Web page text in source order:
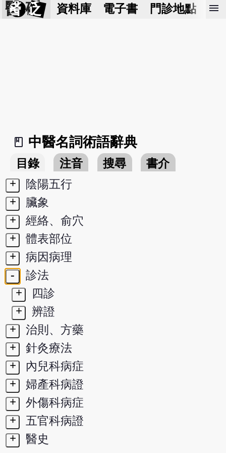
醫 砭 資料庫 電子書 門診地點 預
menu
book_2
中醫名詞術語辭典
目錄 注音 搜尋
書介
+
陰陽五行
+
臟象
+
經絡、俞穴
+
體表部位
+
病因病理
-
診法
+
四診
+
辨證
+
治則、方藥
+
針灸療法
+
內兒科病症
+
婦產科病證
+
外傷科病症
+
五官科病證
+
醫史